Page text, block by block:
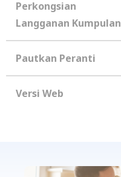
Perkongsian
Langganan Kumpulan
Pautkan Peranti
Versi Web